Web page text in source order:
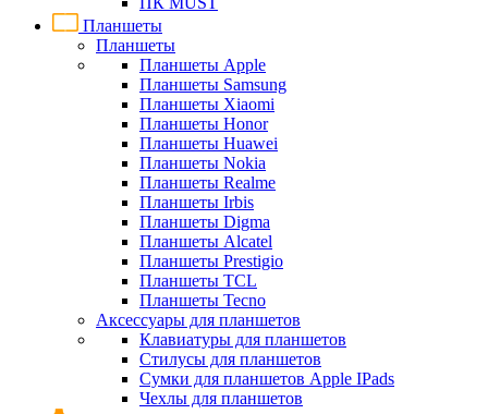
Планшеты
Планшеты
Планшеты Apple
Планшеты Samsung
Планшеты Xiaomi
Планшеты Honor
Планшеты Huawei
Планшеты Nokia
Планшеты Realme
Планшеты Irbis
Планшеты Digma
Планшеты Alcatel
Планшеты Prestigio
Планшеты TCL
Планшеты Tecno
Аксессуары для планшетов
Клавиатуры для планшетов
Стилусы для планшетов
Сумки для планшетов Apple IPads
Чехлы для планшетов